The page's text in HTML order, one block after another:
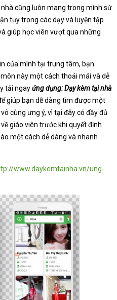
cũng luôn mang trong mình sứ
tụy trong các dạy và luyện tập
giúp học viên vượt qua những
của mình tại trung tâm, bạn
này một cách thoải mái và dễ
tải ngayứng dụng: Dạy kèm tại nhà
giúp bạn dễ dàng tìm được một
cùng ưng ý, vì tại đây có đầy đủ
giáo viên trước khi quyết định
một cách dễ dàng và nhanh
www.daykemtainha.vn/ung-